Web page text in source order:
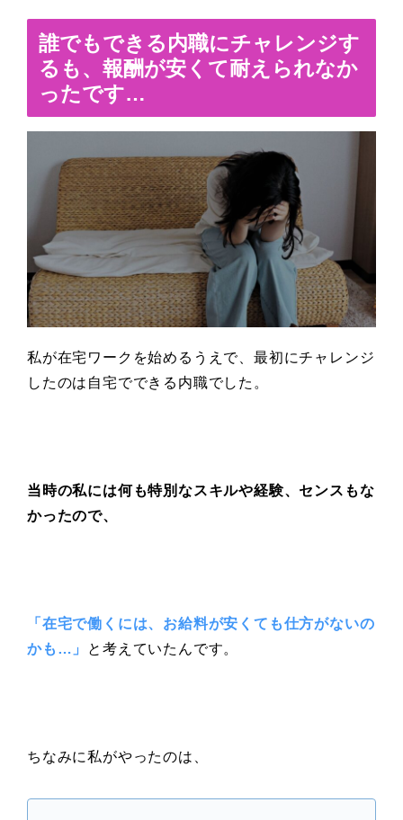
誰でもできる内職にチャレンジす
るも、報酬が安くて耐えられなか
ったです…
私が在宅ワークを始めるうえで、最初にチャレンジ
したのは自宅でできる内職でした。
当時の私には何も特別なスキルや経験、センスもな
かったので、
「在宅で働くには、お給料が安くても仕方がないの
かも…」
と考えていたんです。
ちなみに私がやったのは、